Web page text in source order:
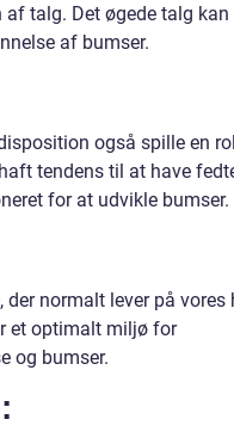
talg. Det øgede talg kan
af bumser.
også spille en
tendens til at have
for at udvikle bumser.
normalt lever på vores
et optimalt miljø for
og bumser.